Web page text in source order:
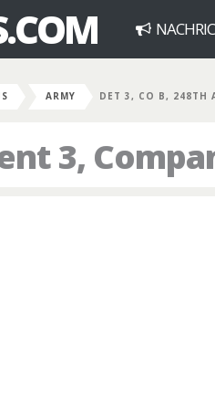
ARMY DET 3, CO B, 248TH
3,